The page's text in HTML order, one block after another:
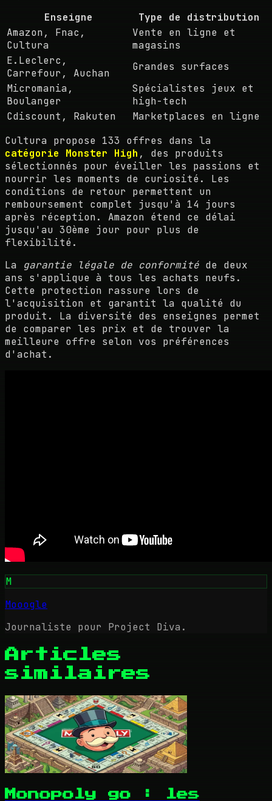
Enseigne
Type de distribution
Amazon, Fnac,
Cultura
Vente en ligne et
magasins
E.Leclerc,
Carrefour, Auchan
Grandes surfaces
Micromania,
Boulanger
Spécialistes jeux et
high-tech
Cdiscount, Rakuten
Marketplaces en ligne
Cultura propose 133 offres dans la
catégorie Monster High , des produits
sélectionnés pour éveiller les passions et
nourrir les moments de curiosité. Les
conditions de retour permettent un
remboursement complet jusqu'à 14 jours
après réception. Amazon étend ce délai
jusqu'au 30ème jour pour plus de
flexibilité.
La garantie légale de conformité de deux
ans s'applique à tous les achats neufs.
Cette protection rassure lors de
l'acquisition et garantit la qualité du
produit. La diversité des enseignes permet
de comparer les prix et de trouver la
meilleure offre selon vos préférences
d'achat.
M
Mooogle
Journaliste pour Project Diva.
Articles
similaires
Monopoly go : les